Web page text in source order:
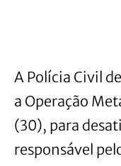
A Polícia Civil
a Operação
(30), para
responsável